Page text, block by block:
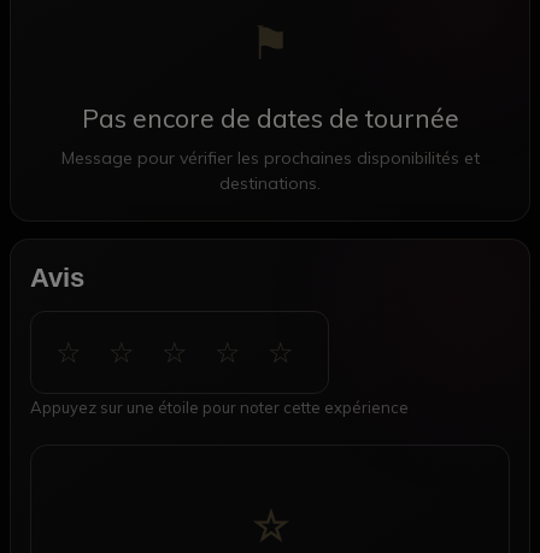
⚑
Pas encore de dates de tournée
Message pour vérifier les prochaines disponibilités et
destinations.
Avis
☆ ☆ ☆ ☆ ☆
Appuyez sur une étoile pour noter cette expérience
☆